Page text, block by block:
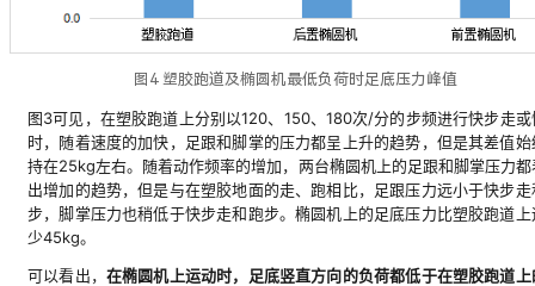
图4 塑胶跑道及椭圆机最低负荷时足底压力峰值
图3可见，在塑胶跑道上分别以120、150、180次/分的步频进行快步走或
时，随着速度的加快，足跟和脚掌的压力都呈上升的趋势，但是其差值始
持在25kg左右。随着动作频率的增加，两台椭圆机上的足跟和脚掌压力都
出增加的趋势，但是与在塑胶地面的走、跑相比，足跟压力远小于快步走
步，脚掌压力也稍低于快步走和跑步。椭圆机上的足底压力比塑胶跑道上
少45kg。
可以看出， 在椭圆机上运动时，足底竖直方向的负荷都低于在塑胶跑道上